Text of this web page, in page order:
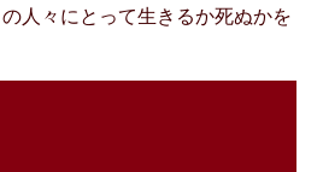
人々にとって生きるか死ぬかを